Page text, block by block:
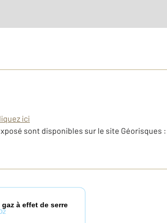
ici
sont disponibles sur le site Géorisques :
à effet de serre